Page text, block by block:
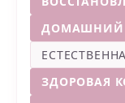
ДОМАШНИЙ
ЗДОРОВАЯ